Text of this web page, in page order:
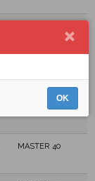
MASTER 40
MASTER 40
OK